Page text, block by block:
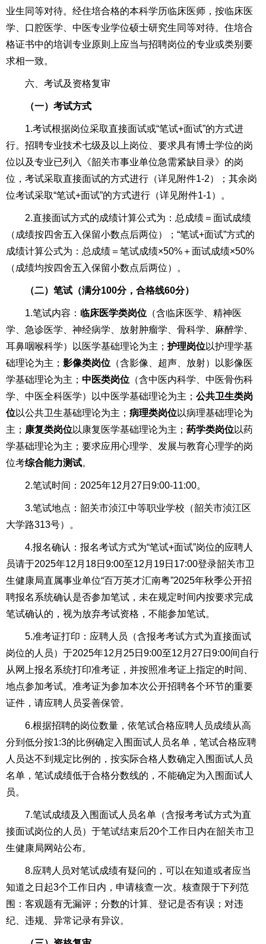
业生同等对待。经住培合格的本科学历临床医师，按临床医
学、口腔医学、中医专业学位硕士研究生同等对待。住培合
格证书中的培训专业原则上应当与招聘岗位的专业或类别要
求相一致。
六、考试及资格复审
（一） 考试方式
1.考试根据岗位采取直接面试或“笔试+面试”的方式进
行。招聘专业技术七级及以上岗位、要求具有博士学位的岗
位以及专业已列入《韶关市事业单位急需紧缺目录》的岗
位，考试采取直接面试的方式进行（详见附件1-2）；其余岗
位考试采取“笔试+面试”的方式进行（详见附件1-1）。
2.直接面试方式的成绩计算公式为：总成绩＝面试成绩
（成绩按四舍五入保留小数点后两位）；“笔试+面试”方式的
成绩计算公式为：总成绩＝笔试成绩×50%＋面试成绩×50%
（成绩均按四舍五入保留小数点后两位）。
（二）笔试（满分100分，合格线60分）
1.笔试内容： 临床医学类岗位 （含临床医学、精神医
学、急诊医学、神经病学、放射肿瘤学、骨科学、麻醉学、
耳鼻咽喉科学）以医学基础理论为主； 护理岗位以护理学基
础理论为主； 影像类岗位 （含影像、超声、放射）以影像医
学基础理论为主； 中医类岗位 （含中医内科学、中医骨伤科
学、中医全科医学）以中医学基础理论为主； 公共卫生类岗
位以公共卫生基础理论为主； 病理类岗位以病理基础理论为
主； 康复类岗位以康复医学基础理论为主； 药学类岗位以药
学基础理论为主；要求应用心理学、发展与教育心理学的岗
位考综合能力测试。
2.笔试时间：2025年12月27日9:00-11:00。
3.笔试地点：韶关市浈江中等职业学校（韶关市浈江区
大学路313号）。
4.报名确认：报名考试方式为“笔试+面试”岗位的应聘人
员请于2025年12月18日9:00至12月19日17:00登录韶关市卫
生健康局直属事业单位“百万英才汇南粤”2025年秋季公开招
聘报名系统确认是否参加笔试，未在规定时间内按要求完成
笔试确认的，视为放弃考试资格，不能参加笔试。
5.准考证打印：应聘人员（含报考考试方式为直接面试
岗位的人员）于2025年12月25日9:00至12月27日9:00间自行
从网上报名系统打印准考证，并按照准考证上指定的时间、
地点参加考试。准考证为参加本次公开招聘各个环节的重要
证件，请应聘人员妥善保管。
6.根据招聘的岗位数量，依笔试合格应聘人员成绩从高
分到低分按1:3的比例确定入围面试人员名单，笔试合格应聘
人员达不到规定比例的，按实际合格人数确定入围面试人员
名单，笔试成绩低于合格分数线的，不能确定为入围面试人
员。
7.笔试成绩及入围面试人员名单（含报考考试方式为直
接面试岗位的人员）于笔试结束后20个工作日内在韶关市卫
生健康局网站公布。
8.应聘人员对笔试成绩有疑问的，可以在知道或者应当
知道之日起3个工作日内，申请核查一次。核查限于下列范
围：客观题有无漏评；分数的计算、登记是否有误；对违
纪、违规、异常记录有异议。